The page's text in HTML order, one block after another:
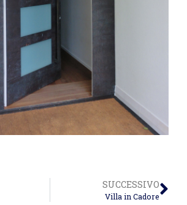
SUCCESSIVO
Villa in Cadore